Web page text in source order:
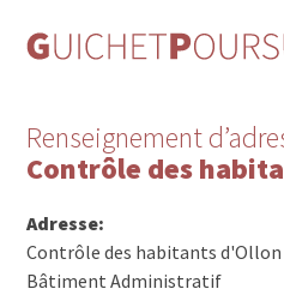
Renseignement
Contrôle des
Adresse:
Contrôle des habitants d'Ollon
Bâtiment Administratif